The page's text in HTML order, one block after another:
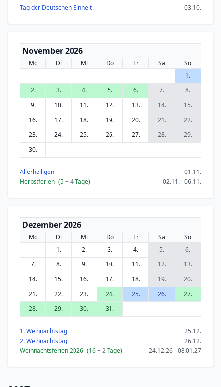
Tag der Deutschen Einheit 03.10.
November 2026
Mo Di Mi Do Fr Sa
So
1.
2.
3. 4. 5. 6. 7.
8.
9.
10. 11. 12. 13. 14.
15.
16.
17. 18. 19. 20. 21.
22.
23.
24. 25. 26. 27. 28.
29.
30.
Allerheiligen
01.11.
Herbstferien (5+ 4Tage) 02.11. - 06.11.
Dezember 2026
Mo Di Mi Do Fr Sa
So
1.
2. 3. 4. 5.
6.
7.
8. 9. 10. 11. 12.
13.
14.
15. 16. 17. 18. 19.
20.
21.
22. 23. 24. 25. 26.
27.
28.
29. 30. 31.
1. Weihnachtstag
25.12.
2. Weihnachtstag
26.12.
Weihnachtsferien 2026 (16+ 2Tage) 24.12.26 - 08.01.27